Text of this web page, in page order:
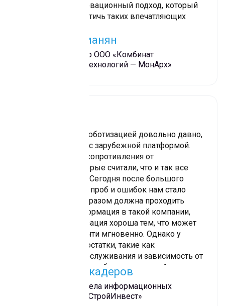
поддержку и инновационный подход, который
позволил нам достичь таких впечатляющих
Захар Каграманян
Главный бухгалтер ООО «Комбинат
Инновационных Технологий — МонАрх»
Мы занимаемся роботизацией довольно давно,
был опыт работы с зарубежной платформой.
Встречали много сопротивления от
сотрудников, которые считали, что и так все
хорошо работало. Сегодня после большого
пройденного пути проб и ошибок нам стало
понятно, каким образом должна проходить
цифровая трансформация в такой компании,
как наша. Роботизация хороша тем, что может
решать задачи почти мгновенно. Однако у
роботов есть недостатки, такие как
необходимость обслуживания и зависимость от
интерфейсов. Они требуют постоянной
поддержки. Хотелось бы отметить высокий
профессионализм Sherpa RPA и быструю
скорость внедрения их решений
Рушан Абдулкадеров
Руководитель отдела информационных
технологий «КамаСтройИнвест»